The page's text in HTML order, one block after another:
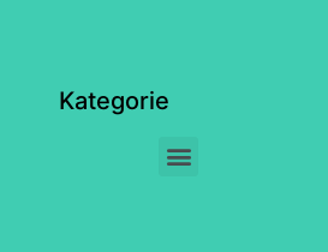
Kategorie